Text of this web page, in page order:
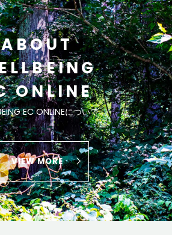
ABOUT
ONLINE
EC ONLINEについて
VIEW MORE